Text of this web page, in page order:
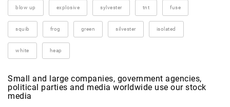
blow up explosive sylvester tnt fuse
squib frog green silvester isolated
white heap
Small and large companies, government agencies,
political parties and media worldwide use our stock
media